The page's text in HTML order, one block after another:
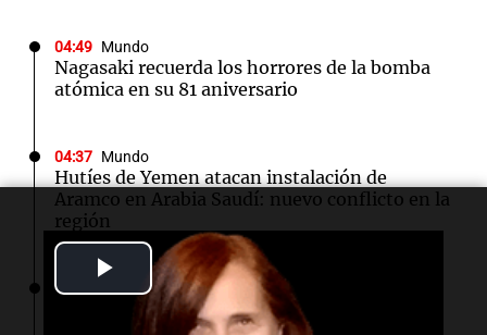
Play
Video
04:49 Mundo
Nagasaki recuerda los horrores de la bomba
atómica en su 81 aniversario
04:37 Mundo
Hutíes de Yemen atacan instalación de
Aramco en Arabia Saudí: nuevo conflicto en la
región
04:19 Mundo
Incendios forestales en Indonesia: se
intensifican las llamas en el Parque Nacional